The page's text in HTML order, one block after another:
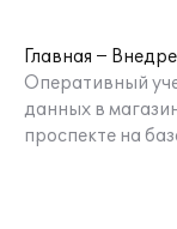
Главная
Оперативный
данных в
проспекте на